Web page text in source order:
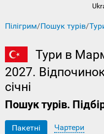
Пілігрим/Пошук турів/
Тури в
2027.
січні
Пошук турів.
Пакетні Чартери